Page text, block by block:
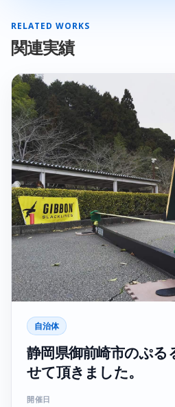
RELATED WORKS
関連実績
自治体
静岡県御前崎市のぷる
せて頂きました。
開催日